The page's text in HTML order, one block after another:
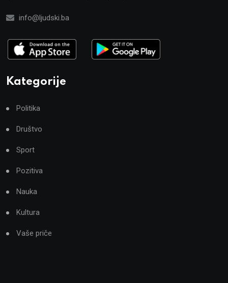
info@ljudski.ba
Kategorije
Politika
Društvo
Sport
Pozitiva
Nauka
Kultura
Vaše priče